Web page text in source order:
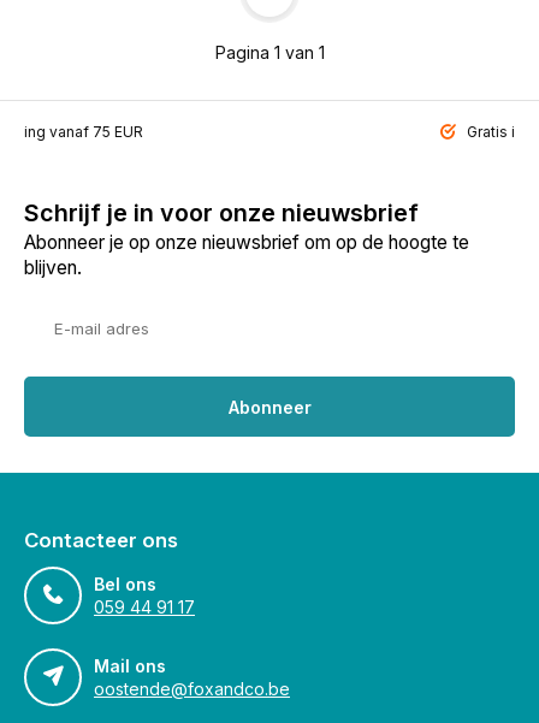
Pagina 1 van 1
vanaf 75 EUR Gratis
Schrijf je in voor onze nieuwsbrief
Abonneer je op onze nieuwsbrief om op de hoogte te
blijven.
Abonneer
Contacteer ons
Bel ons
059 44 91 17
Mail ons
oostende@foxandco.be